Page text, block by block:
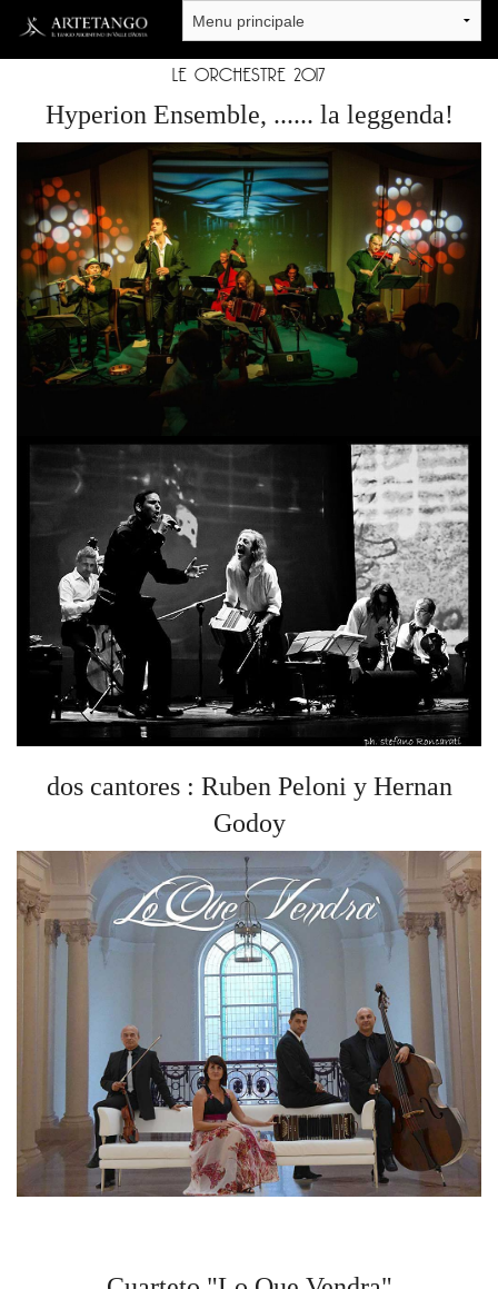
Salta al contenuto principale
LE ORCHESTRE 2017
Hyperion Ensemble, ...... la leggenda!
dos cantores : Ruben Peloni y Hernan
Godoy